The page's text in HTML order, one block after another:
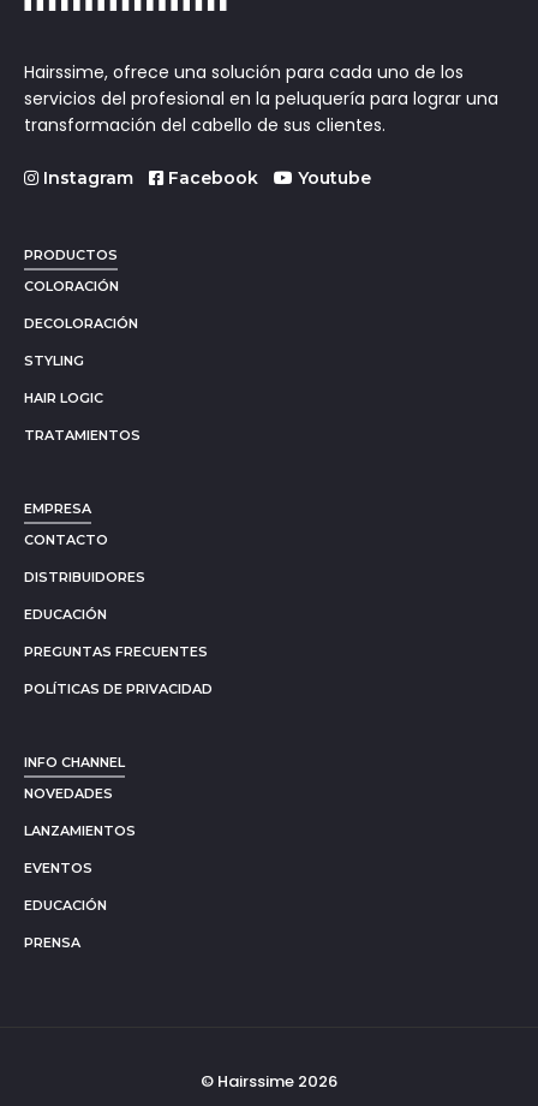
Hairssime, ofrece una solución para cada uno de los
servicios del profesional en la peluquería para lograr una
transformación del cabello de sus clientes.
Instagram Facebook Youtube
PRODUCTOS
COLORACIÓN
DECOLORACIÓN
STYLING
HAIR LOGIC
TRATAMIENTOS
EMPRESA
CONTACTO
DISTRIBUIDORES
EDUCACIÓN
PREGUNTAS FRECUENTES
POLÍTICAS DE PRIVACIDAD
INFO CHANNEL
NOVEDADES
LANZAMIENTOS
EVENTOS
EDUCACIÓN
PRENSA
© Hairssime 2026